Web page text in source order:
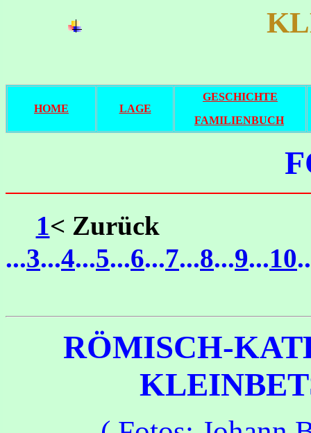
HOME LAGE
GESCHICHTE
FAMILIENBUCH
1< Zurück
...3...4...5...6...7...8...9...10
RÖMISCH-